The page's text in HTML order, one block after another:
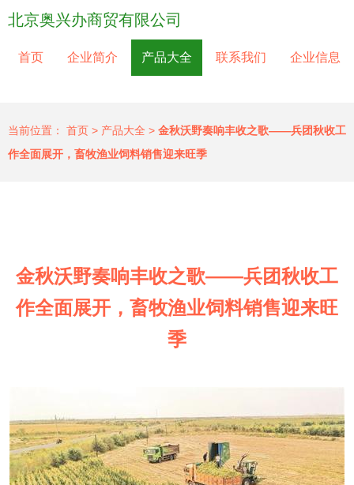
北京奥兴办商贸有限公司
首页 企业简介 产品大全 联系我们 企业信息
当前位置： 首页 > 产品大全 > 金秋沃野奏响丰收之歌——兵团秋收工
作全面展开，畜牧渔业饲料销售迎来旺季
金秋沃野奏响丰收之歌——兵团秋收工
作全面展开，畜牧渔业饲料销售迎来旺
季